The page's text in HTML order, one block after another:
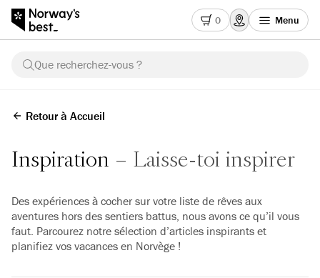
0 Menu
Que recherchez-vous ?
Retour à Accueil
Inspiration Laisse-toi inspirer
Des expériences à cocher sur votre liste de rêves aux
aventures hors des sentiers battus, nous avons ce qu’il vous
faut. Parcourez notre sélection d’articles inspirants et
planifiez vos vacances en Norvège !